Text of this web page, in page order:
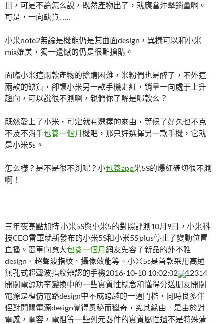
目，可是不論怎么說，既然產物出了，就應當沖擊銷量啊。
可是，一向缺貨……
小米note2無論是機能仍是其曲面design，異樣可以和小米
mix媲美，獨一遺憾的仍是很難搶購。
面臨小米這兩款產物的搶購困難，米粉們也是醉了，不外這
兩款的缺貨，卻讓小米另一款手機走紅，銷量一向處于上升
趨向，可以說很不測啊，親們你了解是哪款么？
既然愛上了小米，可定就有選擇的來由，等候了好久也不克
不及不消手包養一個月機吧，那只好選擇另一款手機，它就
是小米5s。
怎么樣？是不是很不測呢？小包養app米5S的爆紅確切很不測
啊！
三年夜亮點加持 小米5S與小米5的對照評測10月9日，小米科
技CEO雷軍就新發布的小米5S和小米5S plus停止了變動位置
直播。雷軍向寬大包養一個月網友先容了新品的外不雅
design、超聲波指紋、攝像效能等。小米5s是首款采用高通
無孔式超聲波指紋辨認的手機2016-10-10 10:02:02
12314
開關電源功率變換中的一些實質性概念和懂得分送朋友開關
電源是模仿電路design中不成跨越的一道門檻，同時良多伴
侶對開關電源design覺得奧秘而獵奇，究其緣由，是由於對
電感，電容，電阻等一些列元器件的實質屬性還不是特殊清